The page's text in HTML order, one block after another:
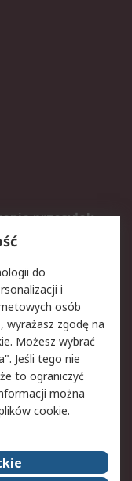
przesyłek
dotycząca
cookie
witryny
Sprzedaży
do
i
osób
wyrażasz zgodę na
Możesz wybrać
Jeśli tego nie
to ograniczyć
można
cookie.